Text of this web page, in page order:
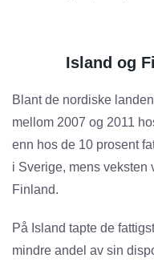
Island og
Blant de nordiske
mellom 2007 og 2011
enn hos de 10 prosent
i Sverige, mens veksten
Finland.
På Island tapte de
mindre andel av sin